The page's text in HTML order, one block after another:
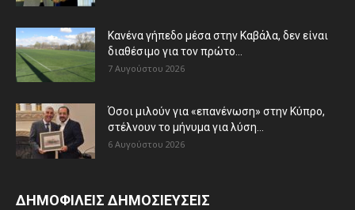
Κανένα γήπεδο μέσα στην Καβάλα, δεν είναι
διαθέσιμο για τον πρώτο...
7 Αυγούστου 2026
Όσοι μιλούν για «επανένωση» στην Κύπρο,
στέλνουν το μήνυμα για λύση...
6 Αυγούστου 2026
ΔΗΜΟΦΙΛΕΙΣ ΔΗΜΟΣΙΕΥΣΕΙΣ